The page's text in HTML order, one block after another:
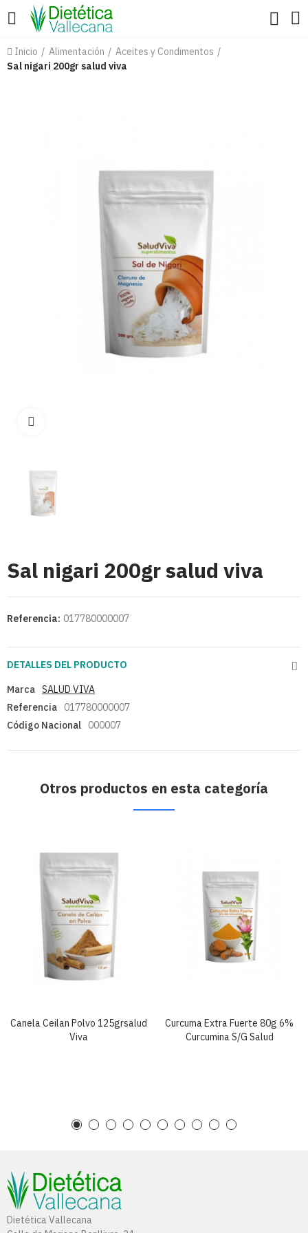
Inicio Alimentación
Aceites y Condimentos
Sal nigari 200gr salud viva
Sal nigari 200gr salud viva
Referencia: 017780000007
DETALLES DEL PRODUCTO
Marca SALUD VIVA
Referencia
017780000007
Código Nacional
000007
Otros productos en esta categoría
Canela Ceilan Polvo 125grsalud
Viva
Curcuma Extra Fuerte 80g 6%
Curcumina S/g Salud
Dietética Vallecana